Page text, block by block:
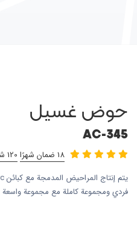
حوض غسيل
AC-345
18 ضمان شهرًا
120 شهرًا بعد البيع
فردي ومجموعة كاملة مع مجموعة واسعة